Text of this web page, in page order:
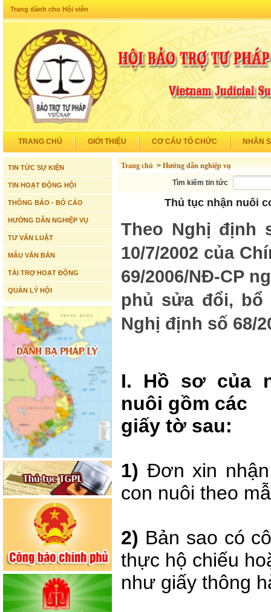
Trang dành cho Hội viên
TRANG CHỦ GIỚI THIỆU CƠ CẤU TỔ CHỨC NHÂN
TIN TỨC SỰ KIỆN
TIN HOẠT ĐỘNG HỘI
THÔNG BÁO - BỐ CÁO
HƯỚNG DẪN NGHIỆP VỤ
TƯ VẤN LUẬT
MẪU VĂN BẢN
TÀI TRỢ HOẠT ĐỘNG
QUẢN LÝ HỘI
Trang chủ > Hướng dẫn nghiệp vụ
Tìm kiếm tin tức
Thủ tục nhận nuôi
Theo Nghị định
10/7/2002 của
69/2006/NĐ-CP
phủ sửa đổi, bổ
Nghị định số 68/
I. Hồ sơ của
nuôi gồm các
giấy tờ sau:
1) Đơn xin
con nuôi theo
2) Bản sao có
thực hộ chiếu
như giấy thông